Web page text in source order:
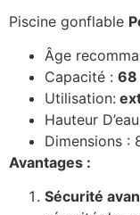
Piscine gonflable
Âge
Capacité : 68
Utilisation:
Hauteur
Dimensions :
Avantages :
Sécurité